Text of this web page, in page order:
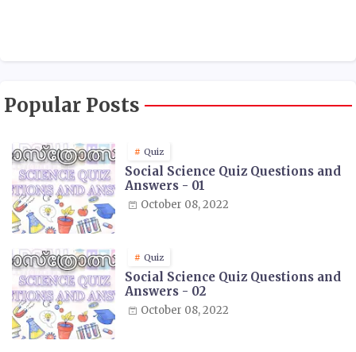
Popular Posts
Quiz
Social Science Quiz Questions and
Answers - 01
October 08, 2022
Quiz
Social Science Quiz Questions and
Answers - 02
October 08, 2022